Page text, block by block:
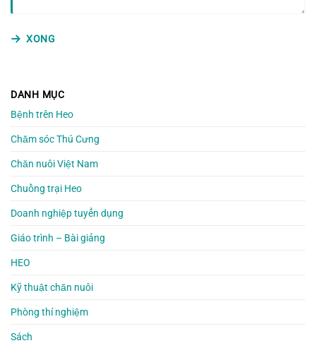
XONG
DANH MỤC
Bệnh trên Heo
Chăm sóc Thú Cưng
Chăn nuôi Việt Nam
Chuồng trại Heo
Doanh nghiệp tuyển dụng
Giáo trình – Bài giảng
HEO
Kỹ thuật chăn nuôi
Phòng thí nghiệm
Sách